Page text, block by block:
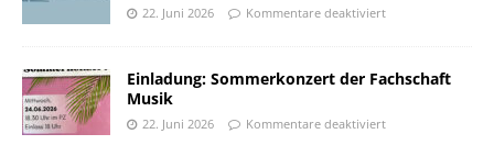
22. Juni 2026 Kommentare deaktiviert
Einladung: Sommerkonzert der Fachschaft
Musik
22. Juni 2026 Kommentare deaktiviert